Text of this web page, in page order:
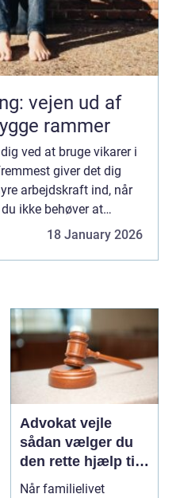
vejen ud af
rammer
ved at bruge vikarer i
giver det dig
arbejdskraft ind, når
ikke behøver at
længere er lige så
18 January 2026
Advokat vejle
sådan vælger du
den rette hjælp til
familien
Når familielivet